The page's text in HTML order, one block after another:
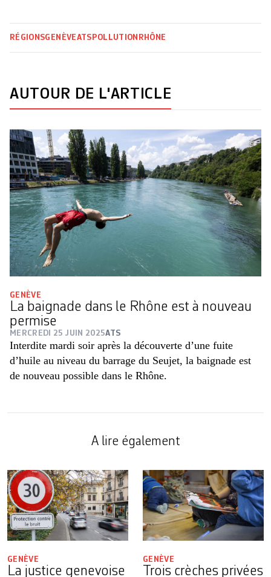
RÉGIONSGENÈVEATS POLLUTION RHÔNE
AUTOUR DE L'ARTICLE
GENÈVE
La baignade dans le Rhône est à nouveau
permise
MERCREDI 25 JUIN 2025ATS
Interdite mardi soir après la découverte d’une fuite
d’huile au niveau du barrage du Seujet, la baignade est
de nouveau possible dans le Rhône.
A lire également
GENÈVE
La justice genevoise
GENÈVE
Trois crèches privées